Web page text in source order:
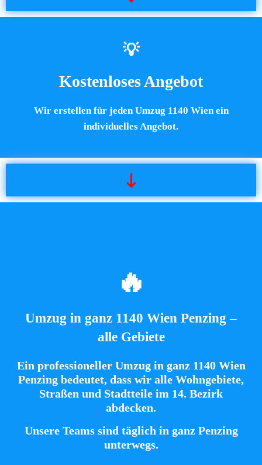
💡
Kostenloses Angebot
Wir erstellen für jeden Umzug 1140 Wien ein
individuelles Angebot.
🔥
Umzug in ganz 1140 Wien Penzing –
alle Gebiete
Ein professioneller Umzug in ganz 1140 Wien
Penzing bedeutet, dass wir alle Wohngebiete,
Straßen und Stadtteile im 14. Bezirk
abdecken.
Unsere Teams sind täglich in ganz Penzing
unterwegs.